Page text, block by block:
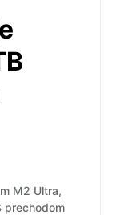
M2 Ultra,
prechodom